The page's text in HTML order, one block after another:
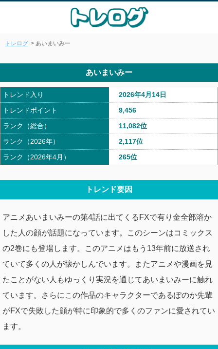
トレログ > あいまいみー
あいまいみー
トレンド入り
トレンドポイント
ランク（総合）
ランク（2026年）
ランク（2026年4月）
2026年4月14日
9,456
11,082位
2,117位
265位
トレンド要因
アニメあいまいみーの第4話に出てくるFXで有り金全部溶か
した人の顔が話題になっています。このシーンはコミックス
の2巻にも登場します。このアニメはもう13年前に放送され
ていて多くの人が懐かしんでいます。またアニメや漫画を見
たことがない人もゆっくり実況を通じてあいまいみーに触れ
ています。さらにこの作品のキャラクターであるぽのか先輩
がFXで失敗した顔が特に印象的で多くのファンに愛されてい
ます。